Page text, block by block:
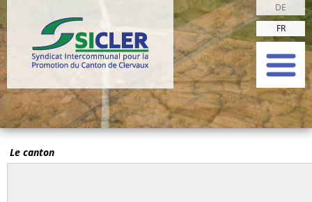
DE
FR
Le canton